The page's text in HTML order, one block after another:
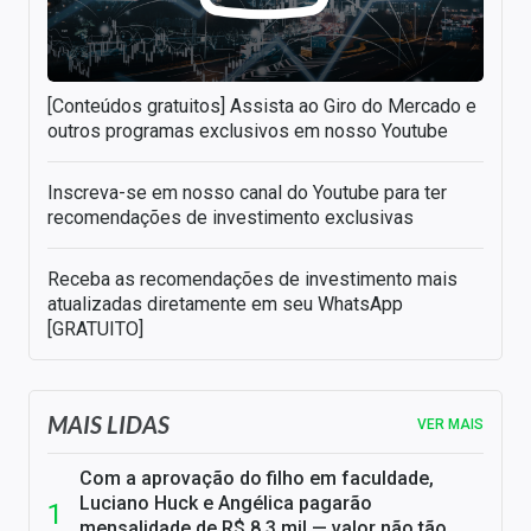
[Conteúdos gratuitos] Assista ao Giro do Mercado e
outros programas exclusivos em nosso Youtube
Inscreva-se em nosso canal do Youtube para ter
recomendações de investimento exclusivas
Receba as recomendações de investimento mais
atualizadas diretamente em seu WhatsApp
[GRATUITO]
MAIS LIDAS VER MAIS
Com a aprovação do filho em faculdade,
Luciano Huck e Angélica pagarão